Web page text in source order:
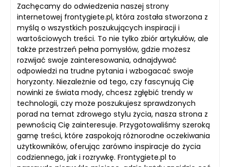
Zachęcamy do odwiedzenia naszej strony
internetowej frontygiete.pl, która została stworzona z
myślą o wszystkich poszukujących inspiracji i
wartościowych treści. To nie tylko zbiór artykułów, ale
także przestrzeń pełna pomysłów, gdzie możesz
rozwijać swoje zainteresowania, odnajdywać
odpowiedzi na trudne pytania i wzbogacać swoje
horyzonty. Niezależnie od tego, czy fascynują Cię
nowinki ze świata mody, chcesz zgłębić trendy w
technologii, czy może poszukujesz sprawdzonych
porad na temat zdrowego stylu życia, nasza strona z
pewnością Cię zainteresuje. Przygotowaliśmy szeroką
gamę treści, które zaspokoją różnorodne oczekiwania
użytkowników, oferując zarówno inspiracje do życia
codziennego, jak i rozrywkę. Frontygiete.pl to